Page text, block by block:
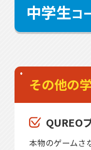
中学生コ
その他の
QUREO
本物のゲームさ